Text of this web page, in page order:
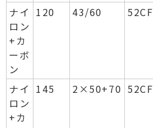
ナイ
ロン
+カ
ーボ
ン
120 43/60 52CF
ナイ
ロン
+カ
145 2×50+70 52CF